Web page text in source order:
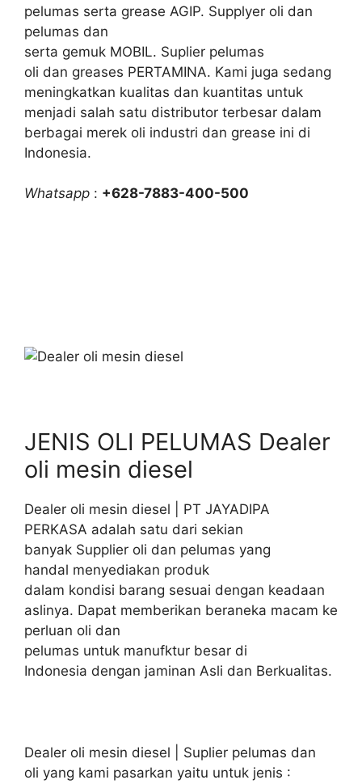
pelumas serta grease AGIP. Supplyer oli dan
pelumas dan
serta gemuk MOBIL. Suplier pelumas
oli dan greases PERTAMINA. Kami juga sedang
meningkatkan kualitas dan kuantitas untuk
menjadi salah satu distributor terbesar dalam
berbagai merek oli industri dan grease ini di
Indonesia.
Whatsapp : +628-7883-400-500
JENIS OLI PELUMAS Dealer
oli mesin diesel
Dealer oli mesin diesel | PT JAYADIPA
PERKASA adalah satu dari sekian
banyak Supplier oli dan pelumas yang
handal menyediakan produk
dalam kondisi barang sesuai dengan keadaan
aslinya. Dapat memberikan beraneka macam ke
perluan oli dan
pelumas untuk manufktur besar di
Indonesia dengan jaminan Asli dan Berkualitas.
Dealer oli mesin diesel | Suplier pelumas dan
oli yang kami pasarkan yaitu untuk jenis :